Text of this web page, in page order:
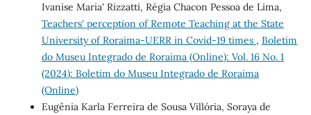
Ivanise Maria' Rizzatti, Régia Chacon Pessoa de Lima,
Teachers' perception of Remote Teaching at the State
University of Roraima-UERR in Covid-19 times , Boletim
do Museu Integrado de Roraima (Online): Vol. 16 No. 1
(2024): Boletim do Museu Integrado de Roraima
(Online)
Eugênia Karla Ferreira de Sousa Villória, Soraya de